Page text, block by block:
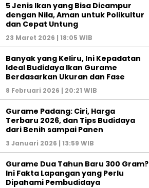
5 Jenis Ikan yang Bisa Dicampur
dengan Nila, Aman untuk Polikultur
dan Cepat Untung
23 Maret 2026 | 18:05 WIB
Banyak yang Keliru, Ini Kepadatan
Ideal Budidaya Ikan Gurame
Berdasarkan Ukuran dan Fase
8 Februari 2026 | 20:21 WIB
Gurame Padang: Ciri, Harga
Terbaru 2026, dan Tips Budidaya
dari Benih sampai Panen
3 Januari 2026 | 13:59 WIB
Gurame Dua Tahun Baru 300 Gram?
Ini Fakta Lapangan yang Perlu
Dipahami Pembudidaya